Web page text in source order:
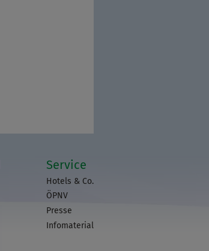
Service
Hotels & Co.
ÖPNV
Presse
Infomaterial